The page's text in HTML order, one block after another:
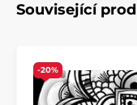
Související
-20%